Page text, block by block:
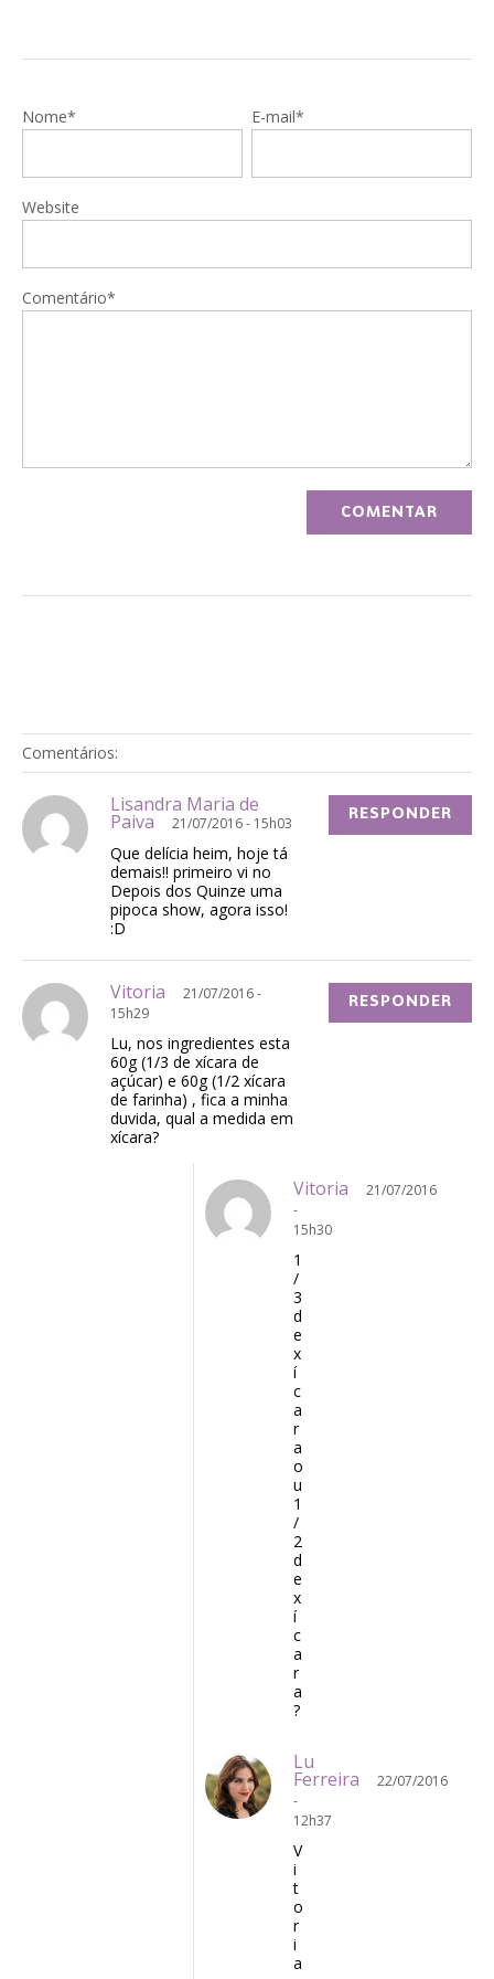
Nome* E-mail*
Website
Comentário*
Comentários:
Lisandra Maria de
Paiva 21/07/2016 - 15h03
Que delícia heim, hoje tá
demais!! primeiro vi no
Depois dos Quinze uma
pipoca show, agora isso!
:D
RESPONDER
Vitoria
21/07/2016 -
15h29
Lu, nos ingredientes esta
60g (1/3 de xícara de
açúcar) e 60g (1/2 xícara
de farinha) , fica a minha
duvida, qual a medida em
xícara?
RESPONDER
Vitoria
21/07/2016
-
15h30
1
/
3
d
e
x
í
c
a
r
a
o
u
1
/
2
d
e
x
í
c
a
r
a
?
Lu
Ferreira
22/07/2016
-
12h37
V
i
t
o
r
i
a